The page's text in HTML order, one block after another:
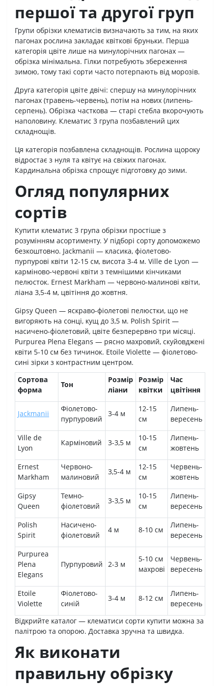
першої та другої груп
Групи обрізки клематисів визначають за тим, на яких
пагонах рослина закладає квіткові бруньки. Перша
категорія цвіте лише на минулорічних пагонах —
обрізка мінімальна. Гілки потребують збереження
зимою, тому такі сорти часто потерпають від морозів.
Друга категорія цвіте двічі: спершу на минулорічних
пагонах (травень-червень), потім на нових (липень-
серпень). Обрізка часткова — старі стебла вкорочують
наполовину. Клематис 3 група позбавлений цих
складнощів.
Ця категорія позбавлена складнощів. Рослина щороку
відростає з нуля та квітує на свіжих пагонах.
Кардинальна обрізка спрощує підготовку до зими.
Огляд популярних
сортів
Купити клематис 3 група обрізки простіше з
розумінням асортименту. У підборі сорту допоможемо
безкоштовно. Jackmanii — класика, фіолетово-
пурпурові квіти 12-15 см, висота 3-4 м. Ville de Lyon —
карміново-червоні квіти з темнішими кінчиками
пелюсток. Ernest Markham — червоно-малинові квіти,
ліана 3,5-4 м, цвітіння до жовтня.
Gipsy Queen — яскраво-фіолетові пелюстки, що не
вигоряють на сонці, кущ до 3,5 м. Polish Spirit —
насичено-фіолетовий, цвіте безперервно три місяці.
Purpurea Plena Elegans — рясно махровий, скуйовджені
квіти 5-10 см без тичинок. Etoile Violette — фіолетово-
сині зірки з контрастним центром.
Сортова
форма
Тон
Розмір
ліани
Розмір
квітки
Час
цвітіння
Jackmanii
Фіолетово-
пурпуровий
3-4 м
12-15
см
Липень-
вересень
Ville de
Lyon
Карміновий 3-3,5 м
10-15
см
Липень-
жовтень
Ernest
Markham
Червоно-
малиновий
3,5-4 м
12-15
см
Червень-
жовтень
Gipsy
Queen
Темно-
фіолетовий
3-3,5 м
10-15
см
Липень-
вересень
Polish
Spirit
Насичено-
фіолетовий
4 м 8-10 см
Липень-
вересень
Purpurea
Plena
Elegans
Пурпуровий 2-3 м
5-10 см
махрові
Червень-
вересень
Etoile
Violette
Фіолетово-
синій
3-4 м 8-12 см
Липень-
вересень
Відкрийте каталог — клематиси сорти купити можна за
палітрою та опорою. Доставка зручна та швидка.
Як виконати
правильну обрізку